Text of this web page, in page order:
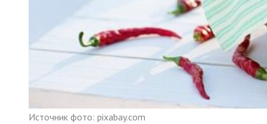
Источник фото: pixabay.com